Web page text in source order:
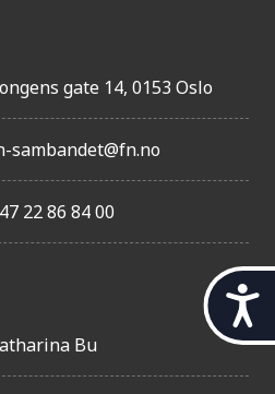
t
l
gate 14, 0153 Oslo
sambandet@fn.no
22 86 84 00
Bu